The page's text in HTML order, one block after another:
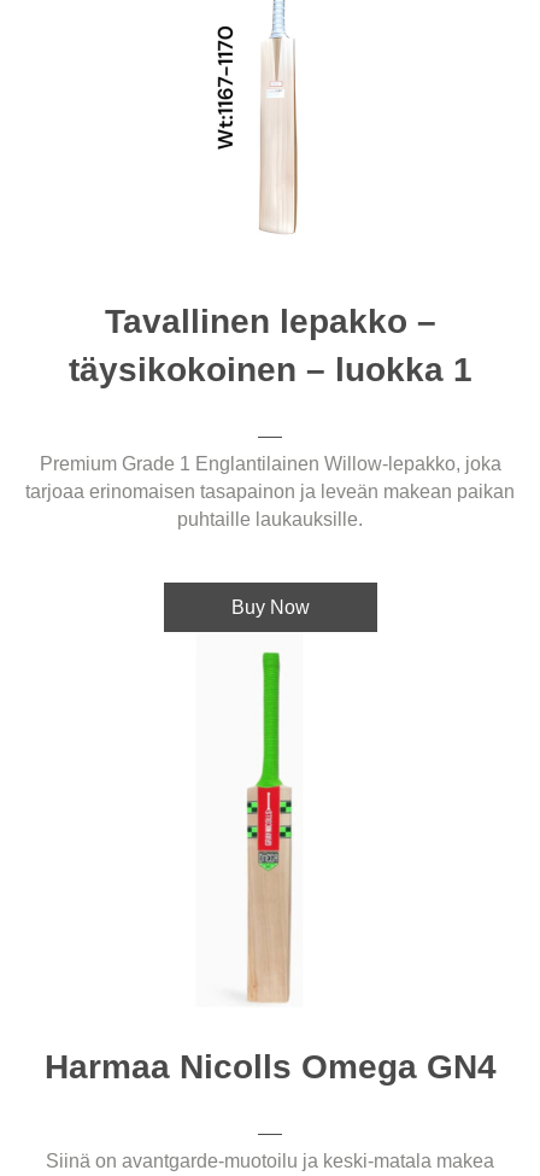
Tavallinen lepakko –
täysikokoinen – luokka 1
Premium Grade 1 Englantilainen Willow-lepakko, joka
tarjoaa erinomaisen tasapainon ja leveän makean paikan
puhtaille laukauksille.
Buy Now
Harmaa Nicolls Omega GN4
Siinä on avantgarde-muotoilu ja keski-matala makea